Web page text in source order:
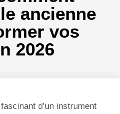
ancienne
vos
2026
d’un instrument